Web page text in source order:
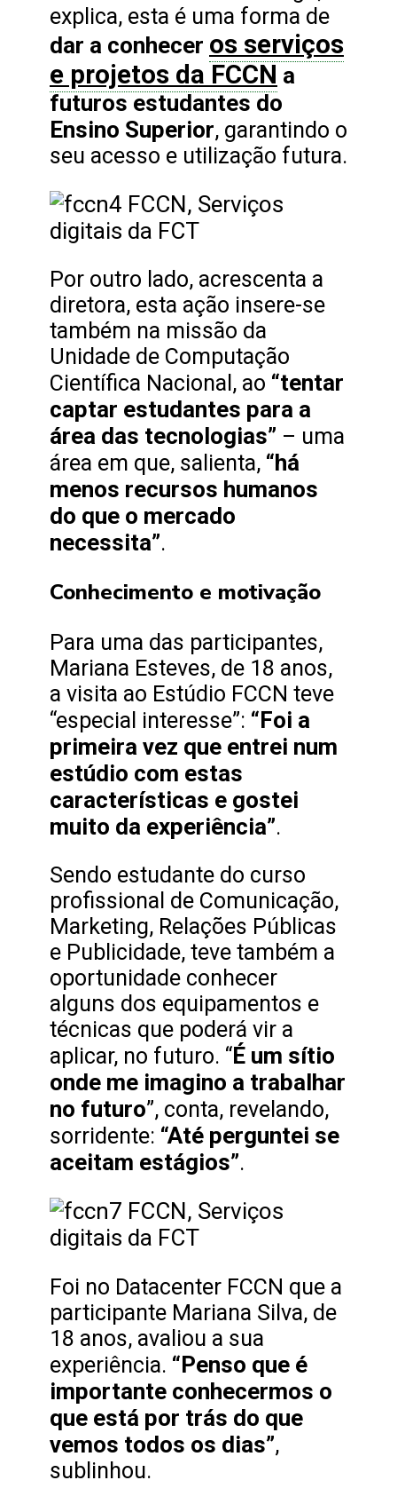
explica, esta é uma forma de
dar a conhecer os serviços
e projetos da FCCN a
futuros estudantes do
Ensino Superior, garantindo o
seu acesso e utilização futura.
Por outro lado, acrescenta a
diretora, esta ação insere-se
também na missão da
Unidade de Computação
Científica Nacional, ao “tentar
captar estudantes para a
área das tecnologias” – uma
área em que, salienta, “há
menos recursos humanos
do que o mercado
necessita”.
Conhecimento e motivação
Para uma das participantes,
Mariana Esteves, de 18 anos,
a visita ao Estúdio FCCN teve
“especial interesse”: “Foi a
primeira vez que entrei num
estúdio com estas
características e gostei
muito da experiência”.
Sendo estudante do curso
profissional de Comunicação,
Marketing, Relações Públicas
e Publicidade, teve também a
oportunidade conhecer
alguns dos equipamentos e
técnicas que poderá vir a
aplicar, no futuro. “É um sítio
onde me imagino a trabalhar
no futuro”, conta, revelando,
sorridente: “Até perguntei se
aceitam estágios”.
Foi no Datacenter FCCN que a
participante Mariana Silva, de
18 anos, avaliou a sua
experiência. “Penso que é
importante conhecermos o
que está por trás do que
vemos todos os dias”,
sublinhou.